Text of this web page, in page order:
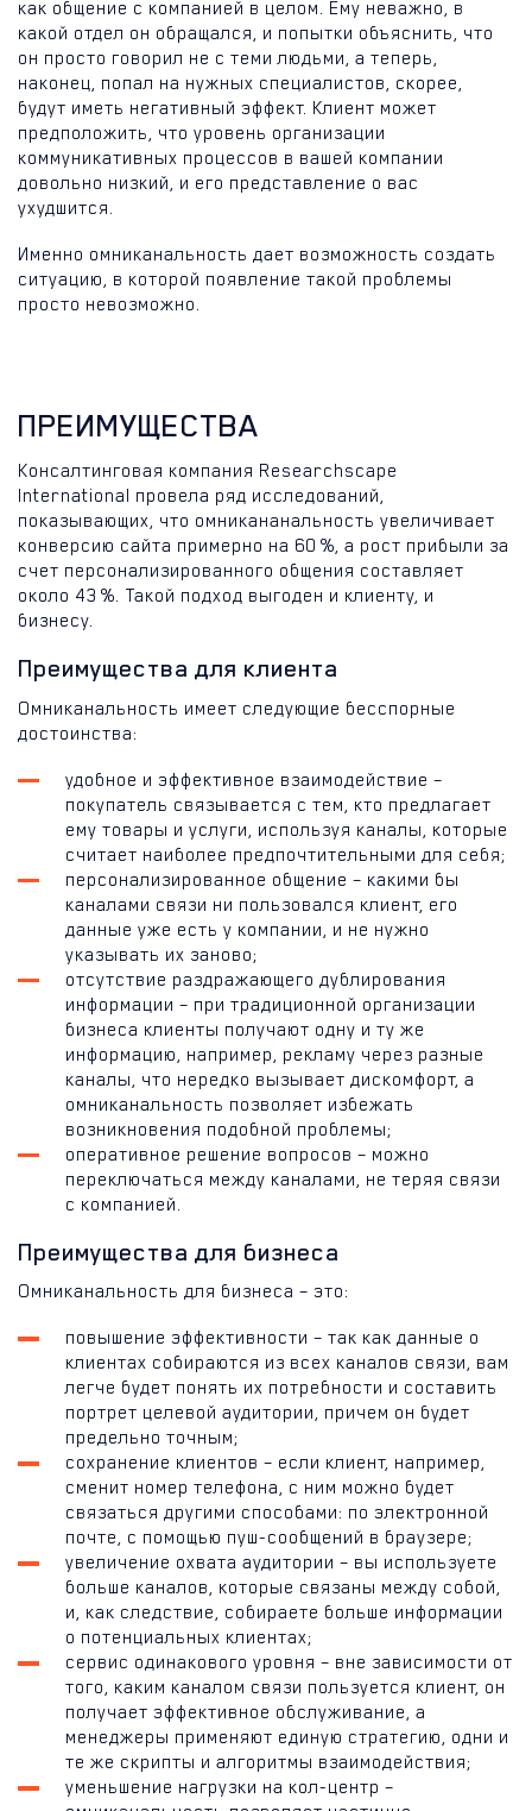
как общение с компанией в целом. Ему неважно, в
какой отдел он обращался, и попытки объяснить, что
он просто говорил не с теми людьми, а теперь,
наконец, попал на нужных специалистов, скорее,
будут иметь негативный эффект. Клиент может
предположить, что уровень организации
коммуникативных процессов в вашей компании
довольно низкий, и его представление о вас
ухудшится.
Именно омниканальность дает возможность создать
ситуацию, в которой появление такой проблемы
просто невозможно.
ПРЕИМУЩЕСТВА
Консалтинговая компания Researchscape
International провела ряд исследований,
показывающих, что омникананальность увеличивает
конверсию сайта примерно на 60 %, а рост прибыли за
счет персонализированного общения составляет
около 43 %. Такой подход выгоден и клиенту, и
бизнесу.
Преимущества для клиента
Омниканальность имеет следующие бесспорные
достоинства:
удобное и эффективное взаимодействие –
покупатель связывается с тем, кто предлагает
ему товары и услуги, используя каналы, которые
считает наиболее предпочтительными для себя;
персонализированное общение – какими бы
каналами связи ни пользовался клиент, его
данные уже есть у компании, и не нужно
указывать их заново;
отсутствие раздражающего дублирования
информации – при традиционной организации
бизнеса клиенты получают одну и ту же
информацию, например, рекламу через разные
каналы, что нередко вызывает дискомфорт, а
омниканальность позволяет избежать
возникновения подобной проблемы;
оперативное решение вопросов – можно
переключаться между каналами, не теряя связи
с компанией.
Преимущества для бизнеса
Омниканальность для бизнеса – это:
повышение эффективности – так как данные о
клиентах собираются из всех каналов связи, вам
легче будет понять их потребности и составить
портрет целевой аудитории, причем он будет
предельно точным;
сохранение клиентов – если клиент, например,
сменит номер телефона, с ним можно будет
связаться другими способами: по электронной
почте, с помощью пуш-сообщений в браузере;
увеличение охвата аудитории – вы используете
больше каналов, которые связаны между собой,
и, как следствие, собираете больше информации
о потенциальных клиентах;
сервис одинакового уровня – вне зависимости от
того, каким каналом связи пользуется клиент, он
получает эффективное обслуживание, а
менеджеры применяют единую стратегию, одни и
те же скрипты и алгоритмы взаимодействия;
уменьшение нагрузки на кол-центр –